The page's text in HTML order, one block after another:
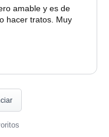
amable y es de
hacer tratos. Muy